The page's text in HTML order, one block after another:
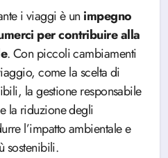
i viaggi è un impegno
per contribuire alla
. Con piccoli cambiamenti
come la scelta di
la gestione responsabile
la riduzione degli
l’impatto ambientale e
sostenibili.